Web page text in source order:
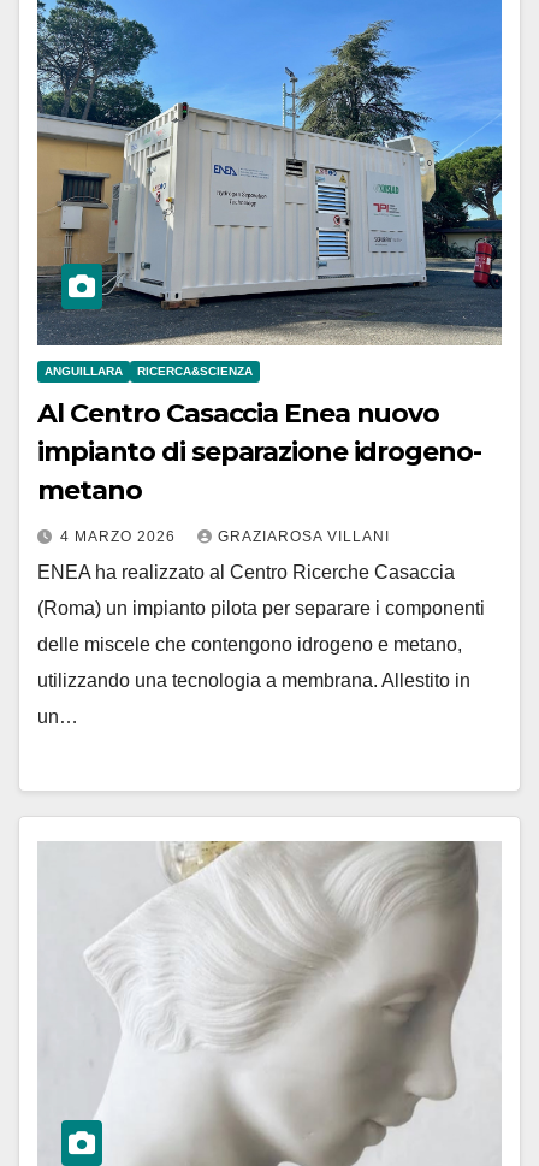
ANGUILLARA RICERCA&SCIENZA
Al Centro Casaccia Enea nuovo
impianto di separazione idrogeno-
metano
4 MARZO 2026 GRAZIAROSA VILLANI
ENEA ha realizzato al Centro Ricerche Casaccia
(Roma) un impianto pilota per separare i componenti
delle miscele che contengono idrogeno e metano,
utilizzando una tecnologia a membrana. Allestito in
un…